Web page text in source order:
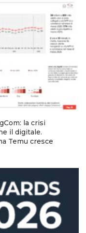
la crisi
il digitale.
Temu cresce